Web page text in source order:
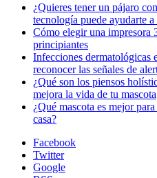
¿Quieres tener un pájaro
tecnología puede ayudarte
Cómo elegir una impresora
principiantes
Infecciones dermatológicas
reconocer las señales de
¿Qué son los piensos
mejora la vida de tu mascota
¿Qué mascota es mejor
casa?
Facebook
Twitter
Google